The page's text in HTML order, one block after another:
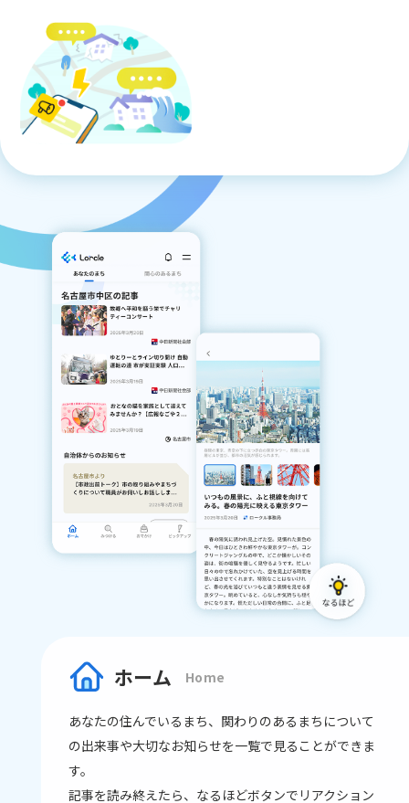
ホーム Home
あなたの住んでいるまち、関わりのあるまちについて
の出来事や大切なお知らせを一覧で見ることができま
す。
記事を読み終えたら、なるほどボタンでリアクション